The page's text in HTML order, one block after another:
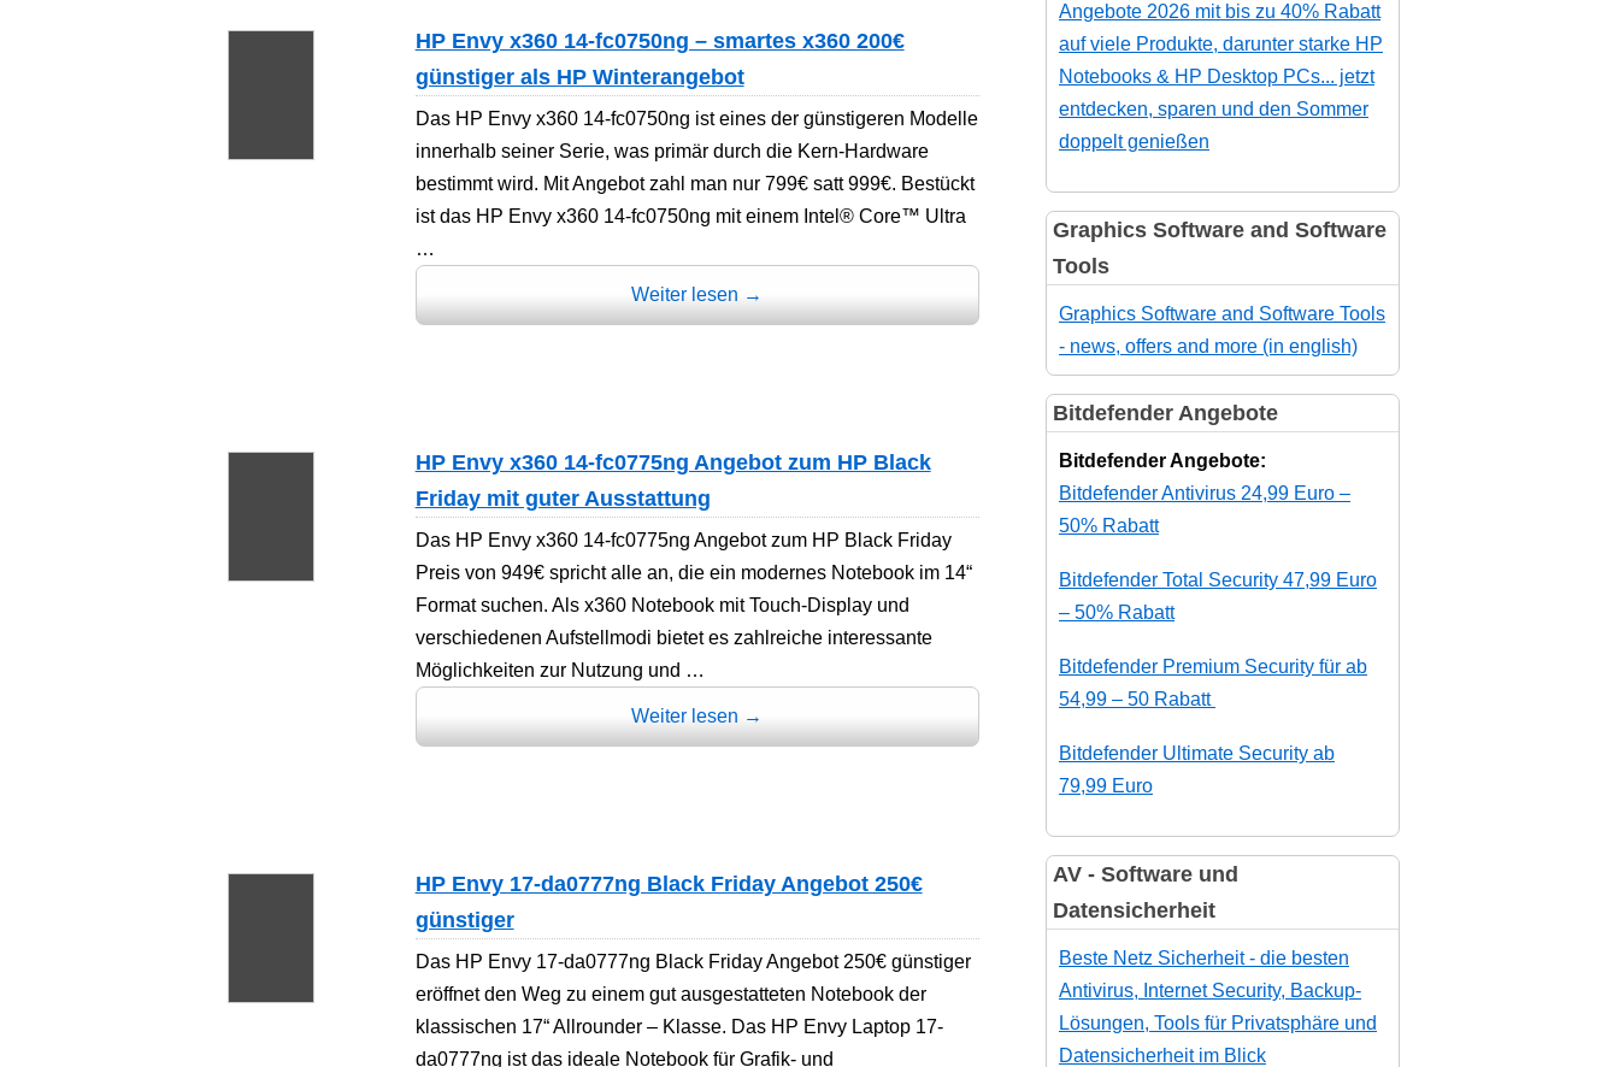
HP Envy x360 14-fc0750ng – smartes x360 200€
günstiger als HP Winterangebot
Das HP Envy x360 14-fc0750ng ist eines der günstigeren Modelle
innerhalb seiner Serie, was primär durch die Kern-Hardware
bestimmt wird. Mit Angebot zahl man nur 799€ satt 999€. Bestückt
ist das HP Envy x360 14-fc0750ng mit einem Intel® Core™ Ultra
…
Weiter lesen →
HP Envy x360 14-fc0775ng Angebot zum HP Black
Friday mit guter Ausstattung
Das HP Envy x360 14-fc0775ng Angebot zum HP Black Friday
Preis von 949€ spricht alle an, die ein modernes Notebook im 14“
Format suchen. Als x360 Notebook mit Touch-Display und
verschiedenen Aufstellmodi bietet es zahlreiche interessante
Möglichkeiten zur Nutzung und …
Weiter lesen →
HP Envy 17-da0777ng Black Friday Angebot 250€
günstiger
Das HP Envy 17-da0777ng Black Friday Angebot 250€ günstiger
eröffnet den Weg zu einem gut ausgestatteten Notebook der
klassischen 17“ Allrounder – Klasse. Das HP Envy Laptop 17-
da0777ng ist das ideale Notebook für Grafik- und
Angebote 2026 mit bis zu 40% Rabatt
auf viele Produkte, darunter starke HP
Notebooks & HP Desktop PCs... jetzt
entdecken, sparen und den Sommer
doppelt genießen
Graphics Software and Software
Tools
Graphics Software and Software Tools
- news, offers and more (in english)
Bitdefender Angebote
Bitdefender Angebote:
Bitdefender Antivirus 24,99 Euro –
50% Rabatt
Bitdefender Total Security 47,99 Euro
– 50% Rabatt
Bitdefender Premium Security für ab
54,99 – 50 Rabatt
Bitdefender Ultimate Security ab
79,99 Euro
AV - Software und
Datensicherheit
Beste Netz Sicherheit - die besten
Antivirus, Internet Security, Backup-
Lösungen, Tools für Privatsphäre und
Datensicherheit im Blick